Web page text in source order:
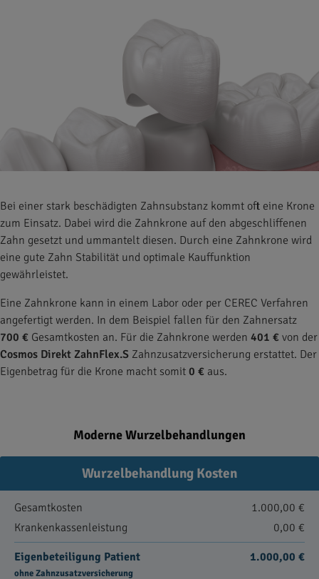
Bei einer stark beschädigten Zahnsubstanz kommt oft eine Krone
zum Einsatz. Dabei wird die Zahnkrone auf den abgeschliffenen
Zahn gesetzt und ummantelt diesen. Durch eine Zahnkrone wird
eine gute Zahn Stabilität und optimale Kauffunktion
gewährleistet.
Eine Zahnkrone kann in einem Labor oder per CEREC Verfahren
angefertigt werden. In dem Beispiel fallen für den Zahnersatz
700 € Gesamtkosten an. Für die Zahnkrone werden 401 € von der
Cosmos Direkt ZahnFlex.S Zahnzusatzversicherung erstattet. Der
Eigenbetrag für die Krone macht somit 0 € aus.
Moderne Wurzelbehandlungen
Wurzelbehandlung Kosten
Gesamtkosten
1.000,00 €
Krankenkassenleistung
0,00 €
Eigenbeteiligung Patient
ohne Zahnzusatzversicherung
1.000,00 €